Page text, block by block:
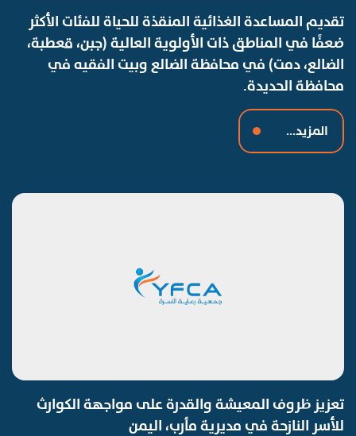
تقديم المساعدة الغذائية المنقذة للحياة للفئات الأكثر
ضعفًا في المناطق ذات الأولوية العالية (جبن، قعطبة،
الضالع، دمت) في محافظة الضالع وبيت الفقيه في
محافظة الحديدة.
المزيد...
تعزيز ظروف المعيشة والقدرة على مواجهة الكوارث
للأسر النازحة في مديرية مأرب، اليمن